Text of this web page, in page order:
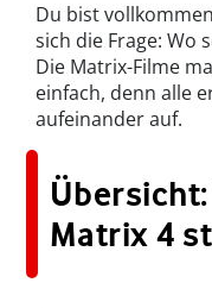
Du bist
sich die Frage: Wo
Die Matrix-Filme
einfach, denn alle
aufeinander auf.
Matrix 4